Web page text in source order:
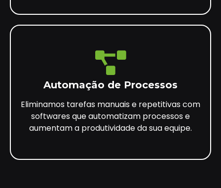
Automação de Processos
Eliminamos tarefas manuais e repetitivas com
softwares que automatizam processos e
aumentam a produtividade da sua equipe.